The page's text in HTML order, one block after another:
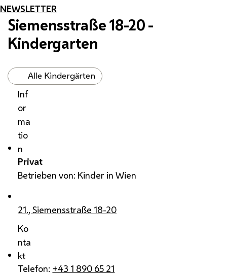
NEWSLETTER
Siemensstraße 18-20 -
Kindergarten
Alle Kindergärten
Inf
or
ma
tio
n
Privat
Betrieben von: Kinder in Wien
21., Siemensstraße 18-20
Ko
nta
kt
Telefon: +43 1 890 65 21